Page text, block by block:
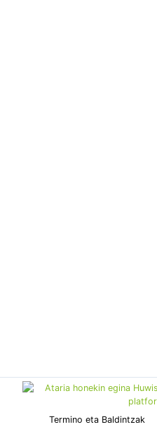
Termino eta Baldintzak